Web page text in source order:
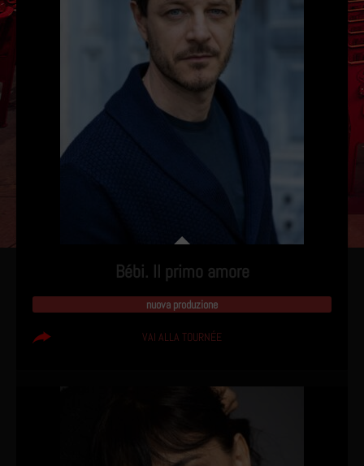
Bébi. Il primo amore
nuova produzione
VAI ALLA TOURNÉE